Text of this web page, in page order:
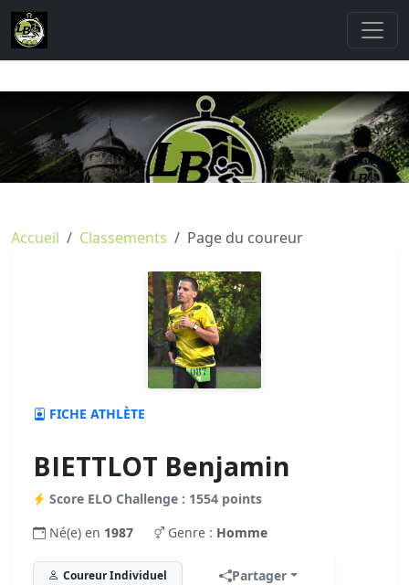
Accueil Classements Page du coureur
FICHE ATHLÈTE
BIETTLOT Benjamin
Score ELO Challenge : 1554 points
Né(e) en 1987 Genre : Homme
Coureur Individuel Partager